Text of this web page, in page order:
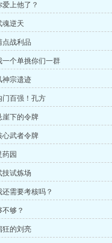
爱上他了？
魂逆天
点战利品
一个单挑你们一群
神宗遗迹
门百强！孔方
崖下的令牌
心武者令牌
药园
技试炼场
还需要考核吗？
不够？
狂的刘亮